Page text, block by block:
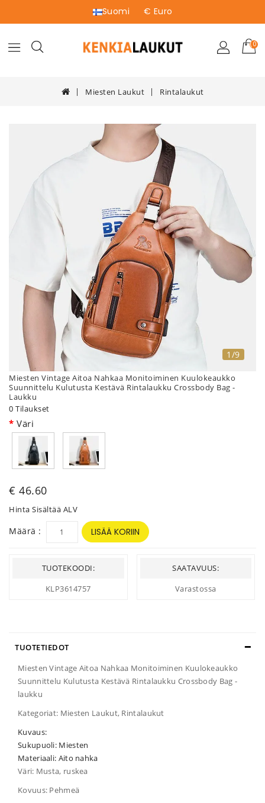
Suomi € Euro
(0)
Miesten Laukut Rintalaukut
1/9
Miesten Vintage Aitoa Nahkaa Monitoiminen Kuulokeaukko
Suunnittelu Kulutusta Kestävä Rintalaukku Crossbody Bag -
Laukku
0 Tilaukset
Väri
€ 46.60
Hinta Sisältää ALV
Määrä : LISÄÄ KORIIN
TUOTEKOODI:
KLP3614757
SAATAVUUS:
Varastossa
TUOTETIEDOT
Miesten Vintage Aitoa Nahkaa Monitoiminen Kuulokeaukko
Suunnittelu Kulutusta Kestävä Rintalaukku Crossbody Bag -
laukku
Kategoriat: Miesten Laukut, Rintalaukut
Kuvaus:
Sukupuoli: Miesten
Materiaali: Aito nahka
Väri: Musta, ruskea
Kovuus: Pehmeä